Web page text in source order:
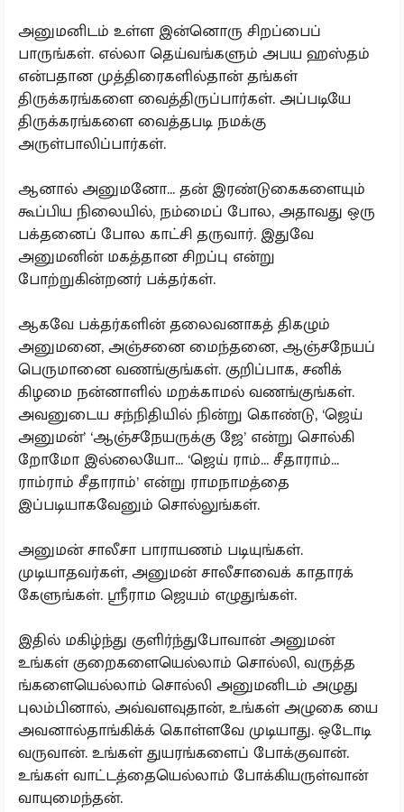
அனுமனிடம் உள்ள இன்னொரு சிறப்பைப்
பாருங்கள். எல்லா தெய்வங்களும் அபய ஹஸ்தம்
என்பதான முத்திரைகளில்தான் தங்கள்
திருக்கரங்களை வைத்திருப்பார்கள். அப்படியே
திருக்கரங்களை வைத்தபடி நமக்கு
அருள்பாலிப்பார்கள்.
ஆனால் அனுமனோ... தன் இரண்டுகைகளையும்
கூப்பிய நிலையில், நம்மைப் போல, அதாவது ஒரு
பக்தனைப் போல காட்சி தருவார். இதுவே
அனுமனின் மகத்தான சிறப்பு என்று
போற்றுகின்றனர் பக்தர்கள்.
ஆகவே பக்தர்களின் தலைவனாகத் திகழும்
அனுமனை, அஞ்சனை மைந்தனை, ஆஞ்சநேயப்
பெருமானை வணங்குங்கள். குறிப்பாக, சனிக்
கிழமை நன்னாளில் மறக்காமல் வணங்குங்கள்.
அவனுடைய சந்நிதியில் நின்று கொண்டு, ‘ஜெய்
அனுமன்’ ‘ஆஞ்சநேயருக்கு ஜே’ என்று சொல்கி
றோமோ இல்லையோ... ‘ஜெய் ராம்... சீதாராம்...
ராம்ராம் சீதாராம்’ என்று ராமநாமத்தை
இப்படியாகவேனும் சொல்லுங்கள்.
அனுமன் சாலீசா பாராயணம் படியுங்கள்.
முடியாதவர்கள், அனுமன் சாலீசாவைக் காதாரக்
கேளுங்கள். ஸ்ரீராம ஜெயம் எழுதுங்கள்.
இதில் மகிழ்ந்து குளிர்ந்துபோவான் அனுமன்
உங்கள் குறைகளையெல்லாம் சொல்லி, வருத்த
ங்களையெல்லாம் சொல்லி அனுமனிடம் அழுது
புலம்பினால், அவ்வளவுதான், உங்கள் அழுகை யை
அவனால்தாங்கிக்க் கொள்ளவே முடியாது. ஒடோடி
வருவான். உங்கள் துயரங்களைப் போக்குவான்.
உங்கள் வாட்டத்தையெல்லாம் போக்கியருள்வான்
வாயுமைந்தன்.